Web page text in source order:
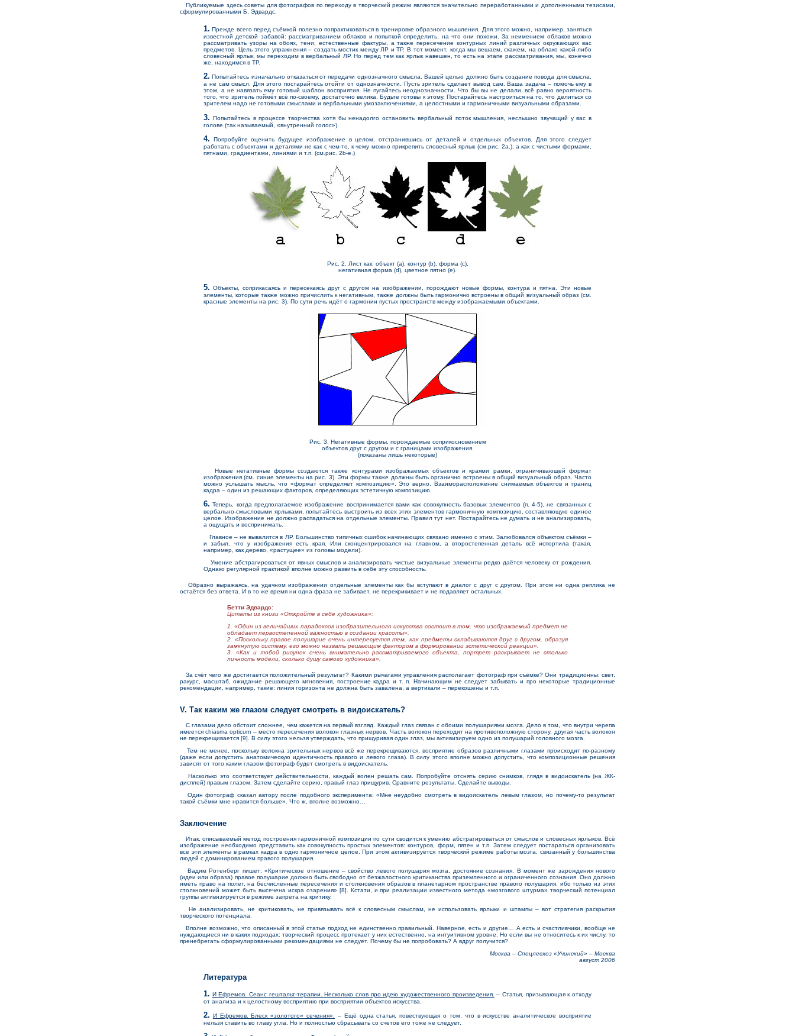
Публикуемые здесь советы для фотографов по переходу в творческий режим являются значительно переработанными и дополненными тезисами,
сформулированными Б. Эдвардс.
1. Прежде всего перед съёмкой полезно попрактиковаться в тренировке образного мышления. Для этого можно, например, заняться
известной детской забавой: рассматриванием облаков и попыткой определить, на что они похожи. За неимением облаков можно
рассматривать узоры на обоях, тени, естественные фактуры, а также пересечение контурных линий различных окружающих вас
предметов. Цель этого упражнения – создать мостик между ЛР и ТР. В тот момент, когда мы вешаем, скажем, на облако какой-либо
словесный ярлык, мы переходим в вербальный ЛР. Но перед тем как ярлык навешен, то есть на этапе рассматривания, мы, конечно
же, находимся в ТР.
2. Попытайтесь изначально отказаться от передачи однозначного смысла. Вашей целью должно быть создание повода для смысла,
а не сам смысл. Для этого постарайтесь отойти от однозначности. Пусть зритель сделает вывод сам. Ваша задача – помочь ему в
этом, а не навязать ему готовый шаблон восприятия. Не пугайтесь неоднозначности. Что бы вы не делали, всё равно вероятность
того, что зритель поймёт всё по-своему, достаточно велика. Будьте готовы к этому. Постарайтесь настроиться на то, что делиться со
зрителем надо не готовыми смыслами и вербальными умозаключениями, а целостными и гармоничными визуальными образами.
3. Попытайтесь в процессе творчества хотя бы ненадолго остановить вербальный поток мышления, неслышно звучащий у вас в
голове (так называемый, «внутренний голос»).
4. Попробуйте оценить будущее изображение в целом, отстранившись от деталей и отдельных объектов. Для этого следует
работать с объектами и деталями не как с чем-то, к чему можно прикрепить словесный ярлык (см.рис. 2a.), а как с чистыми формами,
пятнами, градиентами, линиями и т.п. (см.рис. 2b-e.)
Рис. 2. Лист как: объект (a), контур (b), форма (c),
негативная форма (d), цветное пятно (e).
5. Объекты, соприкасаясь и пересекаясь друг с другом на изображении, порождают новые формы, контура и пятна. Эти новые
элементы, которые также можно причислить к негативным, также должны быть гармонично встроены в общий визуальный образ (см.
красные элементы на рис. 3). По сути речь идёт о гармонии пустых пространств между изображаемыми объектами.
Рис. 3. Негативные формы, порождаемые соприкосновением
объектов друг с другом и с границами изображения.
(показаны лишь некоторые)
Новые негативные формы создаются также контурами изображаемых объектов и краями рамки, ограничивающей формат
изображения (см. синие элементы на рис. 3). Эти формы также должны быть органично встроены в общий визуальный образ. Часто
можно услышать мысль, что «формат определяет композицию». Это верно. Взаиморасположение снимаемых объектов и границ
кадра – один из решающих факторов, определяющих эстетичную композицию.
6. Теперь, когда предполагаемое изображение воспринимается вами как совокупность базовых элементов (п. 4-5), не связанных с
вербально-смысловыми ярлыками, попытайтесь выстроить из всех этих элементов гармоничную композицию, составляющую единое
целое. Изображение не должно распадаться на отдельные элементы. Правил тут нет. Постарайтесь не думать и не анализировать,
а ощущать и воспринимать.
Главное – не вывалится в ЛР. Большинство типичных ошибок начинающих связано именно с этим. Залюбовался объектом съёмки –
и забыл, что у изображения есть края. Или сконцентрировался на главном, а второстепенная деталь всё испортила (такая,
например, как дерево, «растущее» из головы модели).
Умение абстрагироваться от явных смыслов и анализировать чистые визуальные элементы редко даётся человеку от рождения.
Однако регулярной практикой вполне можно развить в себе эту способность.
Образно выражаясь, на удачном изображении отдельные элементы как бы вступают в диалог с друг с другом. При этом ни одна реплика не
остаётся без ответа. И в то же время ни одна фраза не забивает, не перекрикивает и не подавляет остальных.
Бетти Эдвардс:
Цитаты из книги «Откройте в себе художника»:
1. «Один из величайших парадоксов изобразительного искусства состоит в том, что изображаемый предмет не
обладает первостепенной важностью в создании красоты».
2. «Поскольку правое полушарие очень интересуется тем, как предметы складываются друг с другом, образуя
замкнутую систему, его можно назвать решающим фактором в формировании эстетической реакции».
3. «Как и любой рисунок очень внимательно рассматриваемого объекта, портрет раскрывает не столько
личность модели, сколько душу самого художника».
За счёт чего же достигается положительный результат? Какими рычагами управления располагает фотограф при съёмке? Они традиционны: свет,
ракурс, масштаб, ожидание решающего мгновения, построение кадра и т. п. Начинающим не следует забывать и про некоторые традиционные
рекомендации, например, такие: линия горизонта не должна быть завалена, а вертикали – перекошены и т.п.
V. Так каким же глазом следует смотреть в видоискатель?
С глазами дело обстоит сложнее, чем кажется на первый взгляд. Каждый глаз связан с обоими полушариями мозга. Дело в том, что внутри черепа
имеется chiasma opticum – место пересечения волокон глазных нервов. Часть волокон переходит на противоположную сторону, другая часть волокон
не перекрещивается [9]. В силу этого нельзя утверждать, что прищуривая один глаз, мы активизируем одно из полушарий головного мозга.
Тем не менее, поскольку волокна зрительных нервов всё же перекрещиваются, восприятие образов различными глазами происходит по-разному
(даже если допустить анатомическую идентичность правого и левого глаза). В силу этого вполне можно допустить, что композиционные решения
зависят от того каким глазом фотограф будет смотреть в видоискатель.
Насколько это соответствует действительности, каждый волен решать сам. Попробуйте отснять серию снимков, глядя в видоискатель (на ЖК-
дисплей) правым глазом. Затем сделайте серию, правый глаз прищурив. Сравните результаты. Сделайте выводы.
Один фотограф сказал автору после подобного эксперимента: «Мне неудобно смотреть в видоискатель левым глазом, но почему-то результат
такой съёмки мне нравится больше». Что ж, вполне возможно…
Заключение
Итак, описываемый метод построения гармоничной композиции по сути сводится к умению абстрагироваться от смыслов и словесных ярлыков. Всё
изображение необходимо представить как совокупность простых элементов: контуров, форм, пятен и т.п. Затем следует постараться организовать
все эти элементы в рамках кадра в одно гармоничное целое. При этом активизируется творческий режиме работы мозга, связанный у большинства
людей с доминированием правого полушария.
Вадим Ротенберг пишет: «Критическое отношение – свойство левого полушария мозга, достояние сознания. В момент же зарождения нового
(идеи или образа) правое полушарие должно быть свободно от безжалостного критиканства приземленного и ограниченного сознания. Оно должно
иметь право на полет, на бесчисленные пересечения и столкновения образов в планетарном пространстве правого полушария, ибо только из этих
столкновений может быть высечена искра озарения» [8]. Кстати, и при реализации известного метода «мозгового штурма» творческий потенциал
группы активизируется в режиме запрета на критику.
Не анализировать, не критиковать, не привязывать всё к словесным смыслам, не использовать ярлыки и штампы – вот стратегия раскрытия
творческого потенциала.
Вполне возможно, что описанный в этой статье подход не единственно правильный. Наверное, есть и другие… А есть и счастливчики, вообще не
нуждающиеся ни в каких подходах: творческий процесс протекает у них естественно, на интуитивном уровне. Но если вы не относитесь к их числу, то
пренебрегать сформулированными рекомендациями не следует. Почему бы не попробовать? А вдруг получится?
Москва – Спецлесхоз «Учинский» – Москва
август 2006
Литература
1. И Ефремов. Сеанс гештальт-терапии. Несколько слов про идею художественного произведения. – Статья, призывающая к отходу
от анализа и к целостному восприятию при восприятии объектов искусства.
2. И Ефремов. Блеск «золотого» сечения».
– Ещё одна статья, повествующая о том, что в искусстве аналитическое восприятие
нельзя ставить во главу угла. Но и полностью сбрасывать со счетов его тоже не следует.